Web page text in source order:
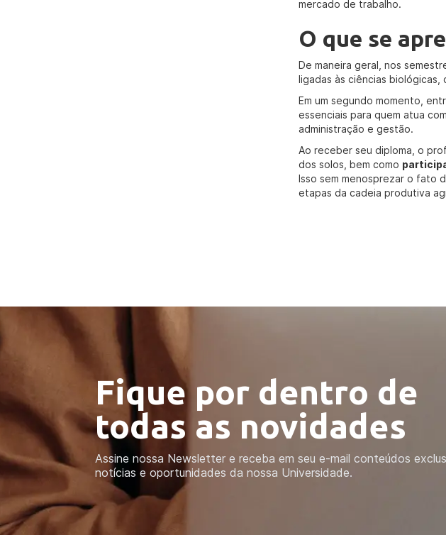
mercado de trabalho.
O que se
De maneira geral, nos
ligadas às ciências
Em um segundo momento,
essenciais para quem atua
administração e gestão.
Ao receber seu diploma, o
dos solos, bem como
Isso sem menosprezar o fato
etapas da cadeia produtiva
Fique por dentro de
todas as novidades
Assine nossa Newsletter e receba em seu e-mail conteúdos
notícias e oportunidades da nossa Universidade.